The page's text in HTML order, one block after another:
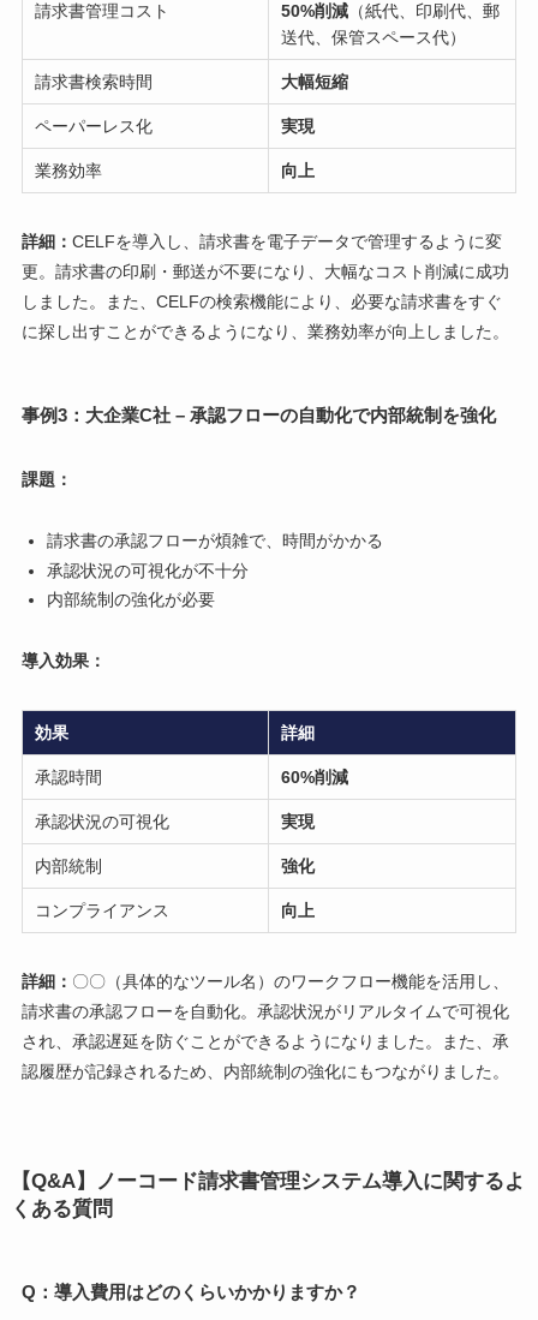
請求書管理コスト 50%削減 （紙代、印刷代、郵
送代、保管スペース代）
請求書検索時間 大幅短縮
ペーパーレス化 実現
業務効率 向上
詳細： CELFを導入し、請求書を電子データで管理するように変
更。請求書の印刷・郵送が不要になり、大幅なコスト削減に成功
しました。また、CELFの検索機能により、必要な請求書をすぐ
に探し出すことができるようになり、業務効率が向上しました。
事例3：大企業C社 – 承認フローの自動化で内部統制を強化
課題：
請求書の承認フローが煩雑で、時間がかかる
承認状況の可視化が不十分
内部統制の強化が必要
導入効果：
効果 詳細
承認時間 60%削減
承認状況の可視化 実現
内部統制 強化
コンプライアンス 向上
詳細： 〇〇（具体的なツール名）のワークフロー機能を活用し、
請求書の承認フローを自動化。承認状況がリアルタイムで可視化
され、承認遅延を防ぐことができるようになりました。また、承
認履歴が記録されるため、内部統制の強化にもつながりました。
【Q&A】ノーコード請求書管理システム導入に関するよ
くある質問
Q：導入費用はどのくらいかかりますか？